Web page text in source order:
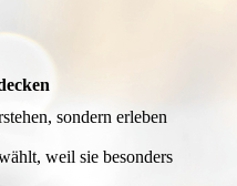
sondern erleben
weil sie besonders